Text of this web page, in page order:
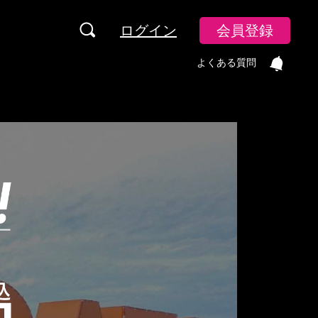
ログイン 会員登録
よくある質問